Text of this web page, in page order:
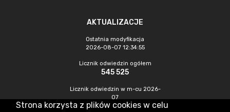
AKTUALIZACJE
Ostatnia modyfikacja
2026-08-07 12:34:55
Licznik odwiedzin ogółem
545 525
Licznik odwiedzin w m-cu 2026-
07
1 541
Strona korzysta z plików cookies w celu